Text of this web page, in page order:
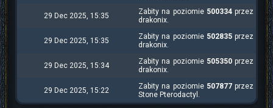
29 Dec 2025, 15:35 Zabity na poziomie 500334przez
drakonix.
29 Dec 2025, 15:35 Zabity na poziomie 502835przez
drakonix.
29 Dec 2025, 15:34 Zabity na poziomie 505350przez
drakonix.
29 Dec 2025, 15:22 Zabity na poziomie 507877przez
Stone Pterodactyl.